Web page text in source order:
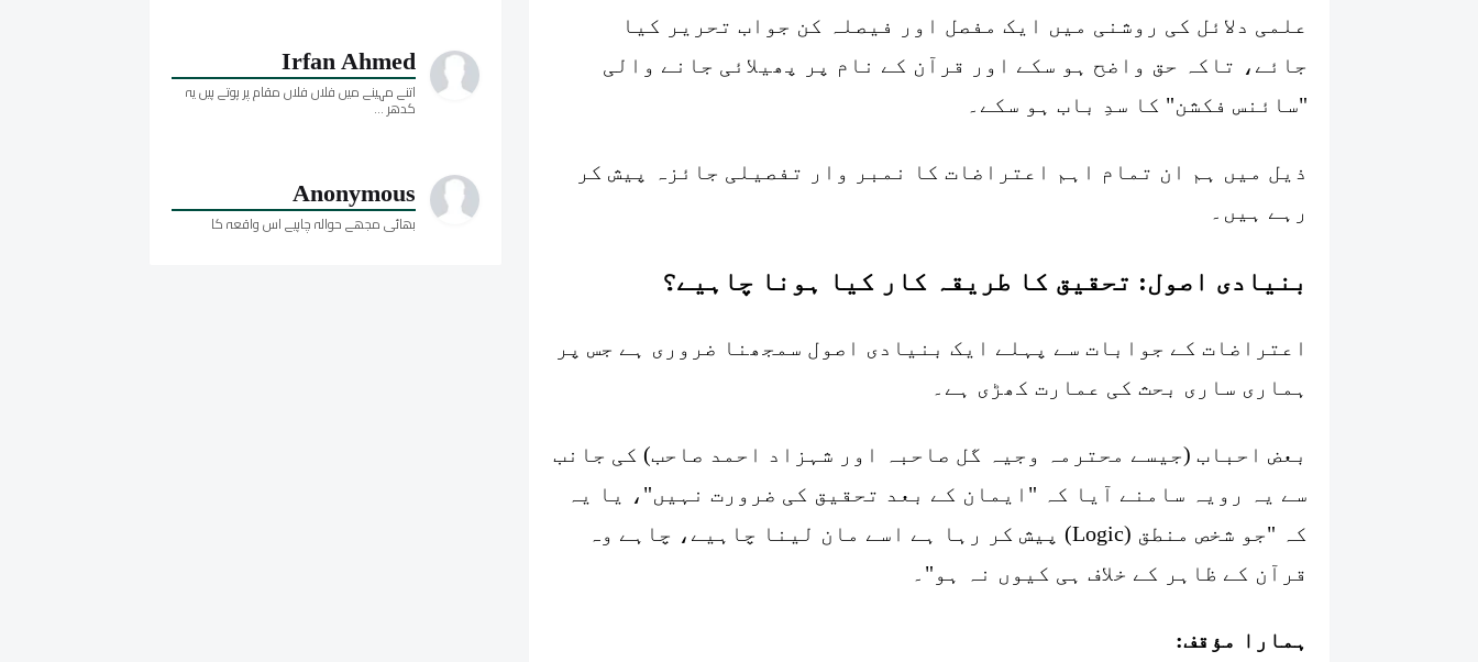
علمی دلائل کی روشنی میں ایک مفصل اور فیصلہ کن جواب تحریر کیا
جائے، تاکہ حق واضح ہو سکے اور قرآن کے نام پر پھیلائی جانے والی
"سائنس فکشن" کا سدِ باب ہو سکے۔
ذیل میں ہم ان تمام اہم اعتراضات کا نمبر وار تفصیلی جائزہ پیش کر
رہے ہیں۔
بنیادی اصول: تحقیق کا طریقہ کار کیا ہونا چاہیے؟
اعتراضات کے جوابات سے پہلے ایک بنیادی اصول سمجھنا ضروری ہے جس پر
ہماری ساری بحث کی عمارت کھڑی ہے۔
بعض احباب (جیسے محترمہ وجیہ گل صاحبہ اور شہزاد احمد صاحب) کی جانب
سے یہ رویہ سامنے آیا کہ "ایمان کے بعد تحقیق کی ضرورت نہیں"، یا یہ
کہ "جو شخص منطق (Logic) پیش کر رہا ہے اسے مان لینا چاہیے، چاہے وہ
قرآن کے ظاہر کے خلاف ہی کیوں نہ ہو"۔
ہمارا مؤقف:
Irfan Ahmed
اتنے مہینے میں فلاں فلاں مقام پر ہوتے ہیں یہ
کدھر ...
Anonymous
بھائی مجھے حوالہ چاہیے اس واقعہ کا